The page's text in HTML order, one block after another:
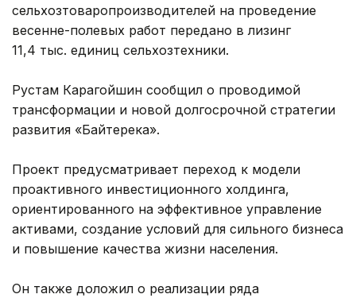
сельхозтоваропроизводителей на проведение
весенне-полевых работ передано в лизинг
11,4 тыс. единиц сельхозтехники.
Рустам Карагойшин сообщил о проводимой
трансформации и новой долгосрочной стратегии
развития «Байтерека».
Проект предусматривает переход к модели
проактивного инвестиционного холдинга,
ориентированного на эффективное управление
активами, создание условий для сильного бизнеса
и повышение качества жизни населения.
Он также доложил о реализации ряда